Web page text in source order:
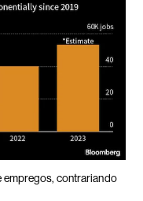
empregos, contrariando